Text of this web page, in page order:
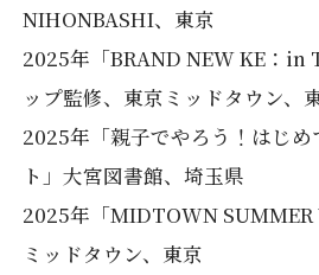
NIHONBASHI、東京
2025年「BRAND NEW KE：in
ップ監修、東京ミッドタウン、
2025年「親子でやろう！はじめ
ト」大宮図書館、埼玉県
2025年「MIDTOWN SUMMER
ミッドタウン、東京